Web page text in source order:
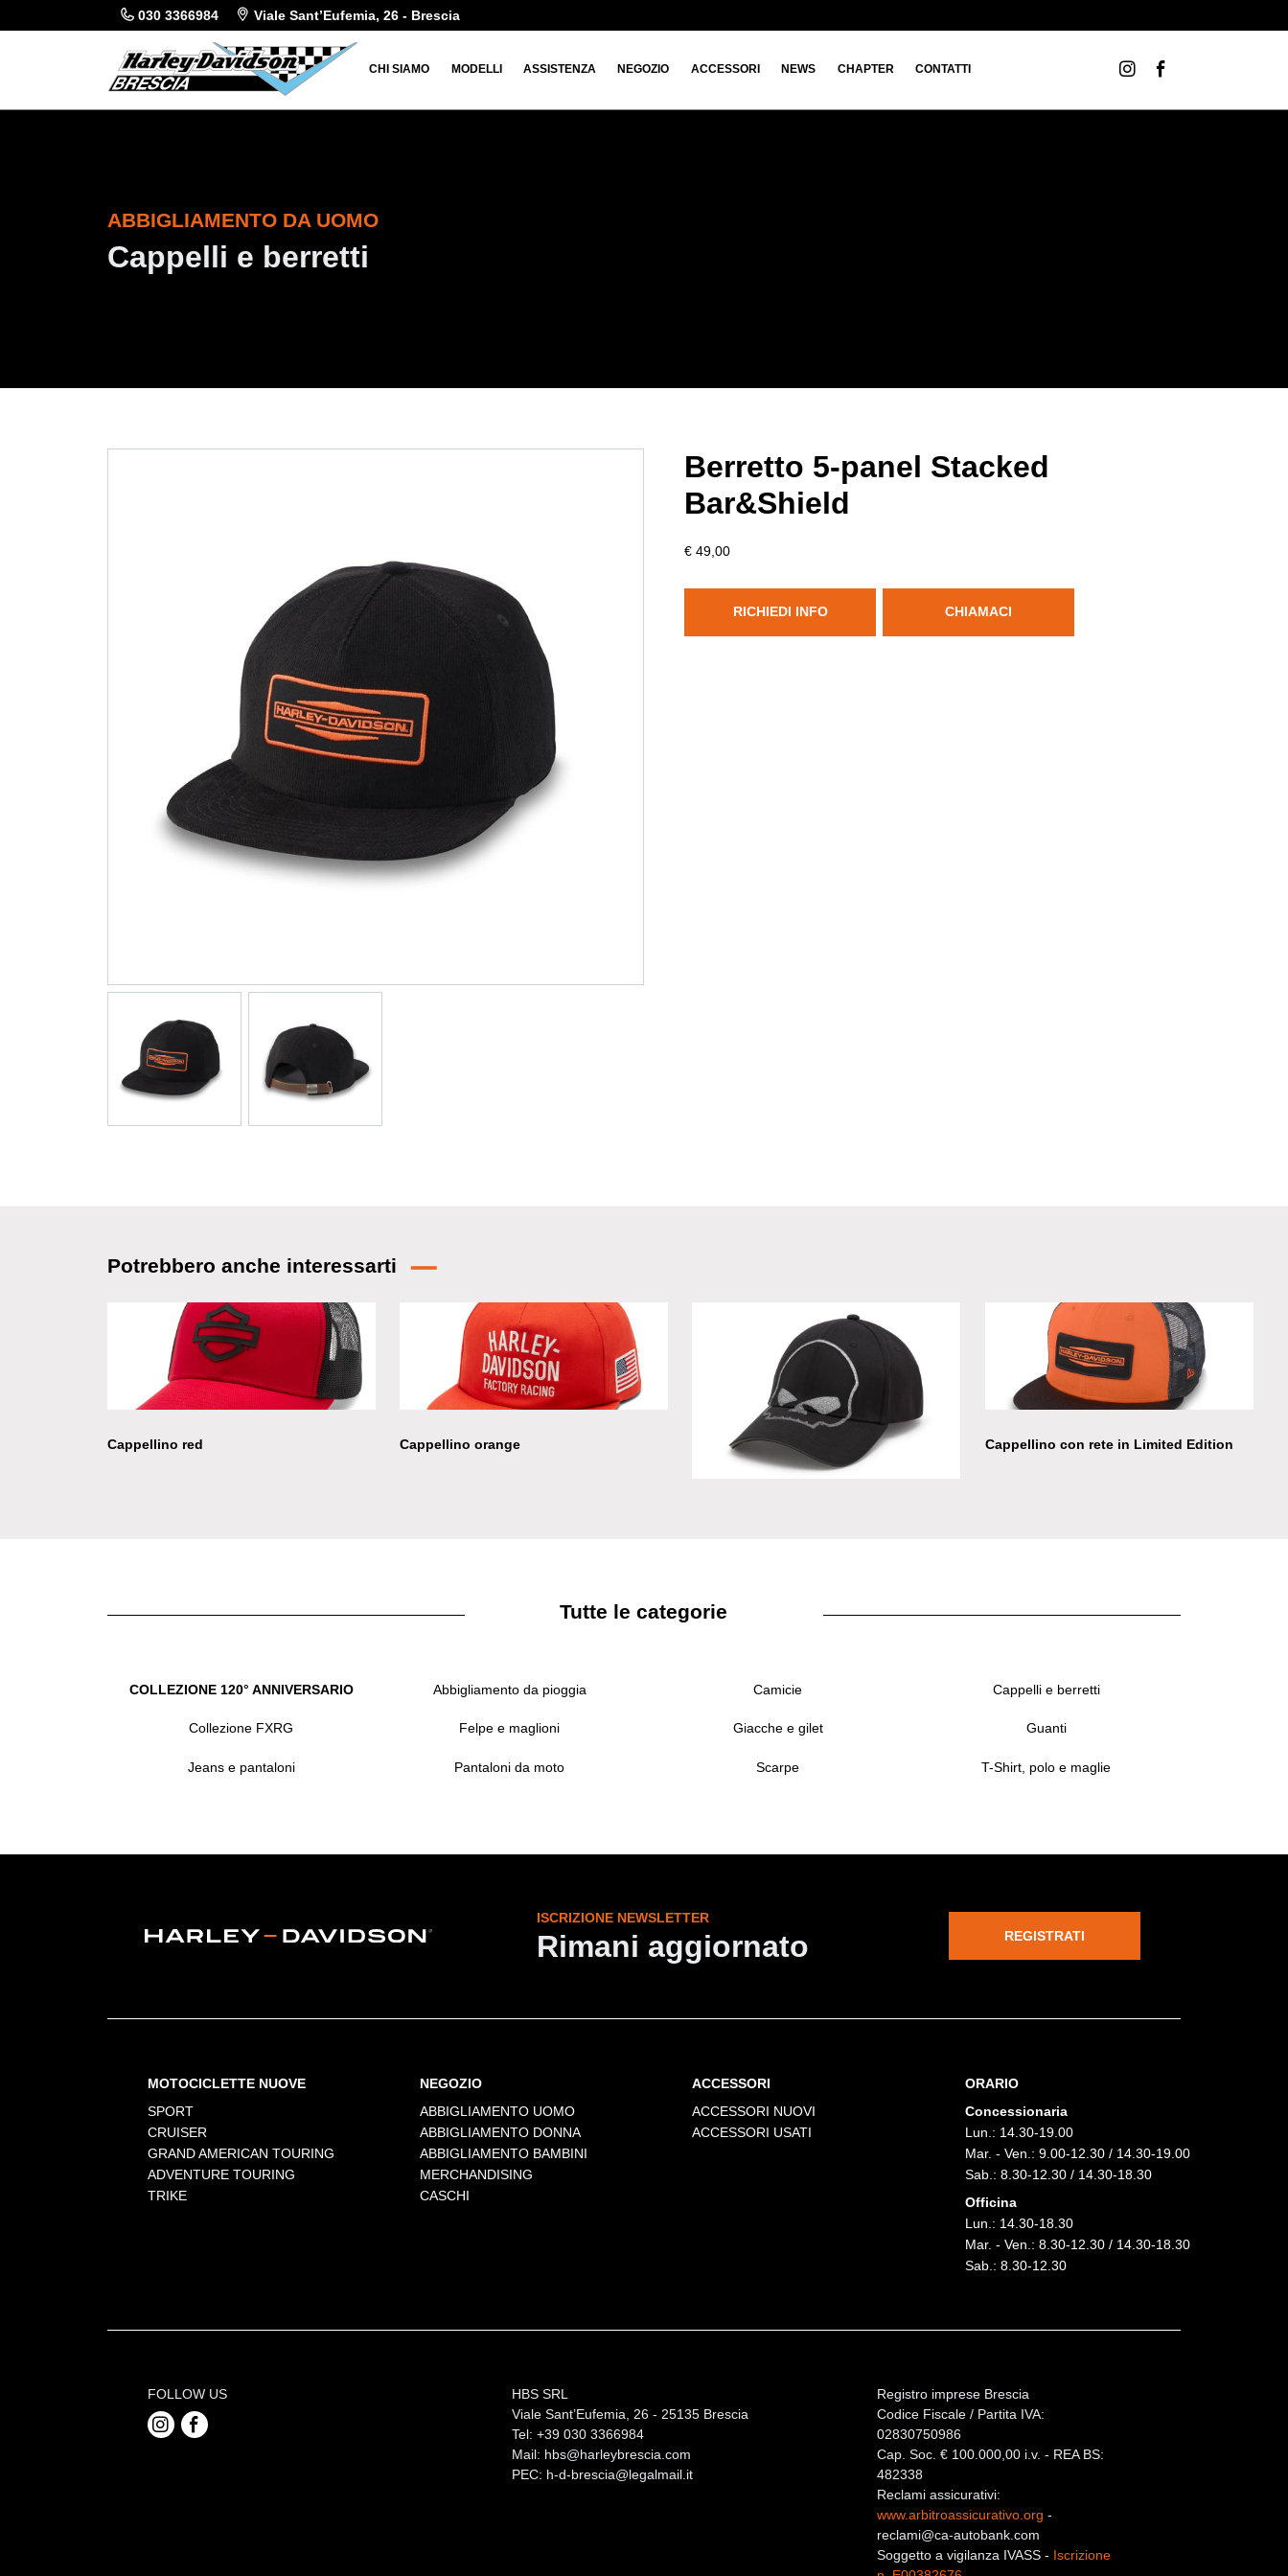
030 3366984 Viale Sant’Eufemia, 26 - Brescia
CHI SIAMO MODELLI ASSISTENZA NEGOZIO ACCESSORI NEWS CHAPTER CONTATTI
ABBIGLIAMENTO DA UOMO
Cappelli e berretti
Berretto 5-panel Stacked
Bar&Shield
€ 49,00
RICHIEDI INFO CHIAMACI
Potrebbero anche interessarti
Cappellino red Cappellino orange Cappellino Willie G in Limited Edition Cappellino con rete in Limited Edition
Tutte le categorie
COLLEZIONE 120° ANNIVERSARIO Abbigliamento da pioggia Camicie Cappelli e berretti
Collezione FXRG Felpe e maglioni Giacche e gilet Guanti
Jeans e pantaloni Pantaloni da moto Scarpe T-Shirt, polo e maglie
ISCRIZIONE NEWSLETTER
Rimani aggiornato REGISTRATI
MOTOCICLETTE NUOVE
SPORT
CRUISER
GRAND AMERICAN TOURING
ADVENTURE TOURING
TRIKE
NEGOZIO
ABBIGLIAMENTO UOMO
ABBIGLIAMENTO DONNA
ABBIGLIAMENTO BAMBINI
MERCHANDISING
CASCHI
ACCESSORI
ACCESSORI NUOVI
ACCESSORI USATI
ORARIO
Concessionaria
Lun.: 14.30-19.00
Mar. - Ven.: 9.00-12.30 / 14.30-19.00
Sab.: 8.30-12.30 / 14.30-18.30
Officina
Lun.: 14.30-18.30
Mar. - Ven.: 8.30-12.30 / 14.30-18.30
Sab.: 8.30-12.30
FOLLOW US
HBS SRL
Viale Sant’Eufemia, 26 - 25135 Brescia
Tel: +39 030 3366984
Mail: hbs@harleybrescia.com
PEC: h-d-brescia@legalmail.it
Registro imprese Brescia
Codice Fiscale / Partita IVA:
02830750986
Cap. Soc. € 100.000,00 i.v. - REA BS:
482338
Reclami assicurativi:
www.arbitroassicurativo.org -
reclami@ca-autobank.com
Soggetto a vigilanza IVASS - Iscrizione